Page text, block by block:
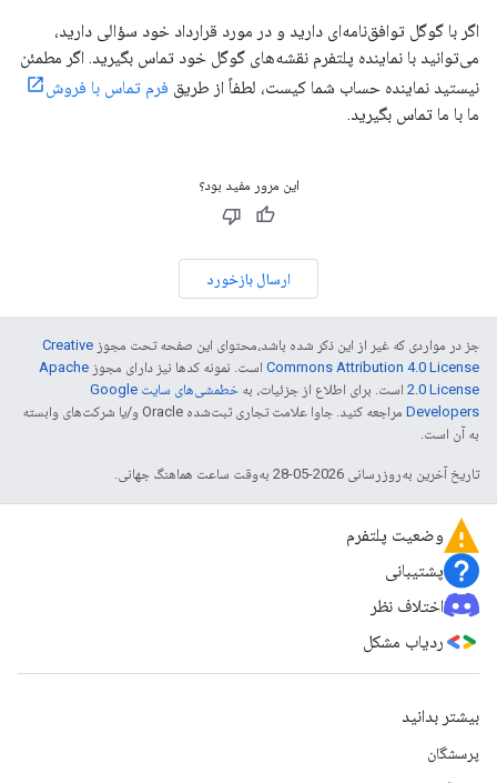
اگر با گوگل توافق‌نامه‌ای دارید و در مورد قرارداد خود سؤالی دارید،
می‌توانید با نماینده پلتفرم نقشه‌های گوگل خود تماس بگیرید. اگر مطمئن
نیستید نماینده حساب شما کیست، لطفاً از طریق فرم تماس با فروش
ما با ما تماس بگیرید.
این مرور مفید بود؟
ارسال بازخورد
جز در مواردی که غیر از این ذکر شده باشد،‌محتوای این صفحه تحت مجوز Creative
Commons Attribution 4.0 License است. نمونه کدها نیز دارای مجوز Apache
2.0 License است. برای اطلاع از جزئیات، به
خطمشی‌های سایت Google
Developers‏
مراجعه کنید. جاوا علامت تجاری ثبت‌شده Oracle و/یا شرکت‌های وابسته
به آن است.
تاریخ آخرین به‌روزرسانی 2026-05-28 به‌وقت ساعت هماهنگ جهانی.
وضعیت پلتفرم
پشتیبانی
اختلاف نظر
ردیاب مشکل
بیشتر بدانید
پرسشگان